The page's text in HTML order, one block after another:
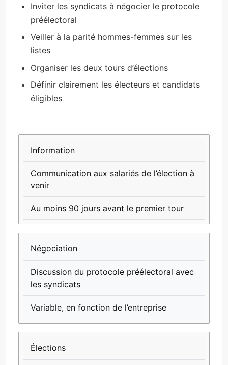
Inviter les syndicats à négocier le protocole
préélectoral
Veiller à la parité hommes-femmes sur les
listes
Organiser les deux tours d’élections
Définir clairement les électeurs et candidats
éligibles
PHASE
DESCRIPTION
DURÉE/DÉLAI
Information
Communication aux salariés de l’élection à
venir
Au moins 90 jours avant le premier tour
Négociation
Discussion du protocole préélectoral avec
les syndicats
Variable, en fonction de l’entreprise
Élections